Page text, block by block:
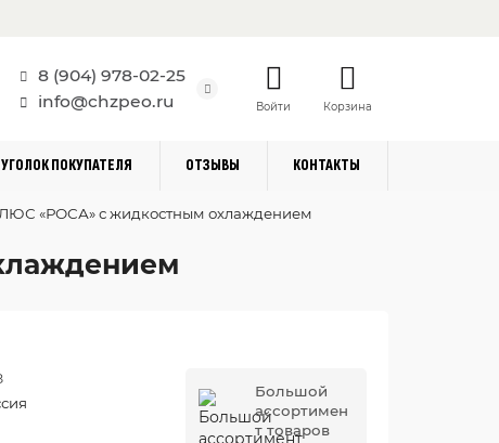
8 (904) 978-02-25
info@chzpeo.ru
Войти Корзина
УГОЛОК ПОКУПАТЕЛЯ ОТЗЫВЫ КОНТАКТЫ
«РОСА» с жидкостным охлаждением
Большой
ассортимен
т товаров